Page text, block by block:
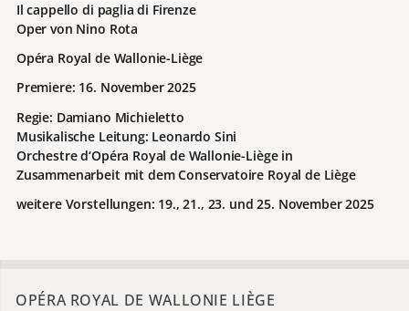
Il cappello di paglia di Firenze
Oper von Nino Rota
Opéra Royal de Wallonie-Liège
Premiere: 16. November 2025
Regie: Damiano Michieletto
Musikalische Leitung: Leonardo Sini
Orchestre d‘Opéra Royal de Wallonie-Liège in
Zusammenarbeit mit dem Conservatoire Royal de Liège
weitere Vorstellungen: 19., 21., 23. und 25. November 2025
OPÉRA ROYAL DE WALLONIE LIÈGE